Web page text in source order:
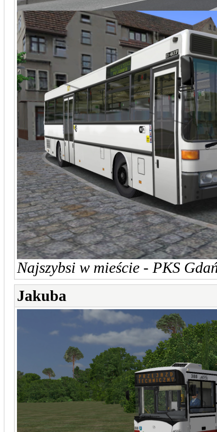
Najszybsi w mieście - PKS
Jakuba